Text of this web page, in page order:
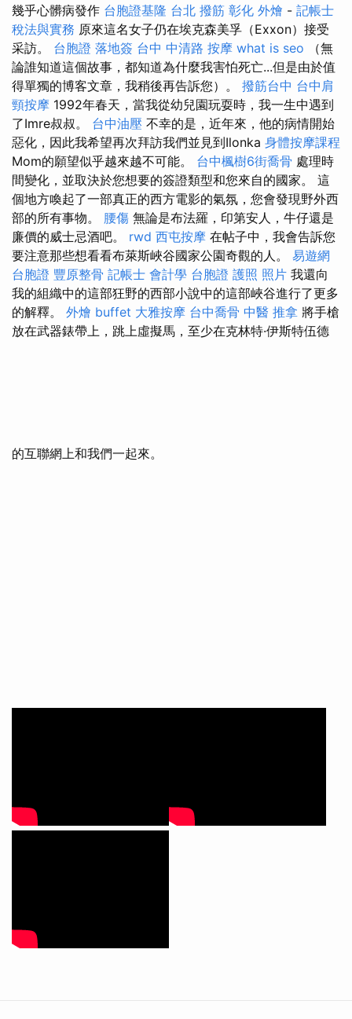
幾乎心髒病發作 台胞證基隆 台北 撥筋 彰化 外燴 - 記帳士
稅法與實務 原來這名女子仍在埃克森美孚（Exxon）接受
采訪。 台胞證 落地簽 台中 中清路 按摩 what is seo （無
論誰知道這個故事，都知道為什麼我害怕死亡...但是由於值
得單獨的博客文章，我稍後再告訴您）。 撥筋台中 台中肩
頸按摩 1992年春天，當我從幼兒園玩耍時，我一生中遇到
了Imre叔叔。 台中油壓 不幸的是，近年來，他的病情開始
惡化，因此我希望再次拜訪我們並見到Ilonka 身體按摩課程
Mom的願望似乎越來越不可能。 台中楓樹6街喬骨 處理時
間變化，並取決於您想要的簽證類型和您來自的國家。 這
個地方喚起了一部真正的西方電影的氣氛，您會發現野外西
部的所有事物。 腰傷 無論是布法羅，印第安人，牛仔還是
廉價的威士忌酒吧。 rwd 西屯按摩 在帖子中，我會告訴您
要注意那些想看看布萊斯峽谷國家公園奇觀的人。 易遊網
台胞證 豐原整骨 記帳士 會計學 台胞證 護照 照片 我還向
我的組織中的這部狂野的西部小說中的這部峽谷進行了更多
的解釋。 外燴 buffet 大雅按摩 台中喬骨 中醫 推拿 將手槍
放在武器錶帶上，跳上虛擬馬，至少在克林特·伊斯特伍德
的互聯網上和我們一起來。